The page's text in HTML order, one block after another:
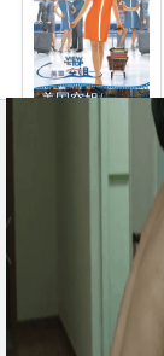
美国空姐/..